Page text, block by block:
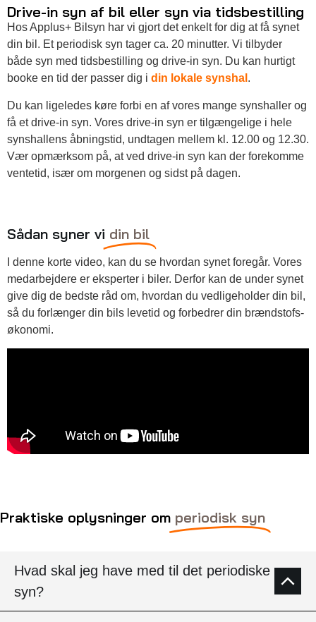
Drive-in syn af bil eller syn via tidsbestilling
Hos Applus+ Bilsyn har vi gjort det enkelt for dig at få synet
din bil. Et periodisk syn tager ca. 20 minutter. Vi tilbyder
både syn med tidsbestilling og drive-in syn. Du kan hurtigt
booke en tid der passer dig i din lokale synshal .
Du kan ligeledes køre forbi en af vores mange synshaller og
få et drive-in syn. Vores drive-in syn er tilgængelige i hele
synshallens åbningstid, undtagen mellem kl. 12.00 og 12.30.
Vær opmærksom på, at ved drive-in syn kan der forekomme
ventetid, især om morgenen og sidst på dagen.
Sådan syner vi din bil
I denne korte video, kan du se hvordan synet foregår. Vores
medarbejdere er eksperter i biler. Derfor kan de under synet
give dig de bedste råd om, hvordan du vedligeholder din bil,
så du forlænger din bils levetid og forbedrer din brændstofs-
økonomi.
Praktiske oplysninger om periodisk syn
Hvad skal jeg have med til det periodiske
syn?